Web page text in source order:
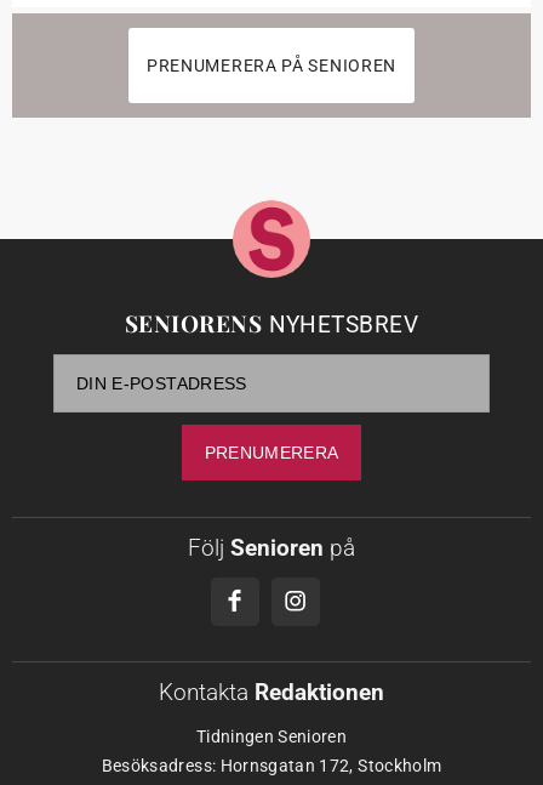
PRENUMERERA PÅ SENIOREN
SENIORENS NYHETSBREV
Följ Senioren på
Kontakta Redaktionen
Tidningen Senioren
Besöksadress: Hornsgatan 172, Stockholm